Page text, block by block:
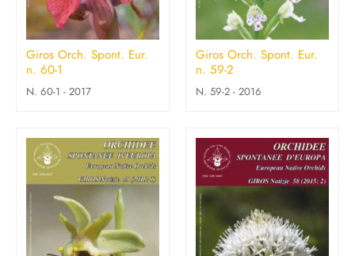
Giros Orch. Spont. Eur.
n. 60-1
N. 60-1 - 2017
Giros Orch. Spont. Eur.
n. 59-2
N. 59-2 - 2016